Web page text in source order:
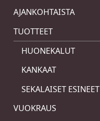
AJANKOHTAISTA
TUOTTEET
HUONEKALUT
KANKAAT
SEKALAISET ESINEET
VUOKRAUS